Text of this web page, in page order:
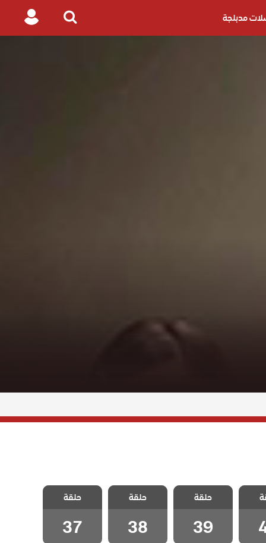
مدبلجة
Search
Login
حلم
40
مسلسل حلم
اشرف الحلقة 39
حلقة
39
مسلسل حلم
اشرف الحلقة 38
حلقة
38
مسلسل حلم
اشرف الحلقة 37
حلقة
37